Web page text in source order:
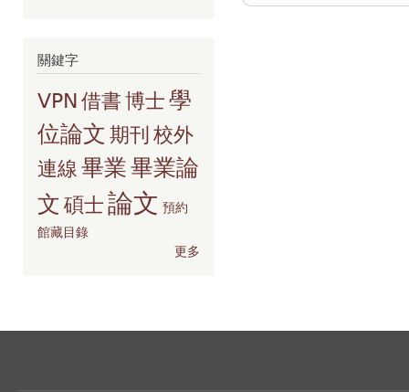
關鍵字
VPN借書博士學
位論文 期刊 校外
連線 畢業畢業論
文 碩士論文 預約
館藏目錄
更多